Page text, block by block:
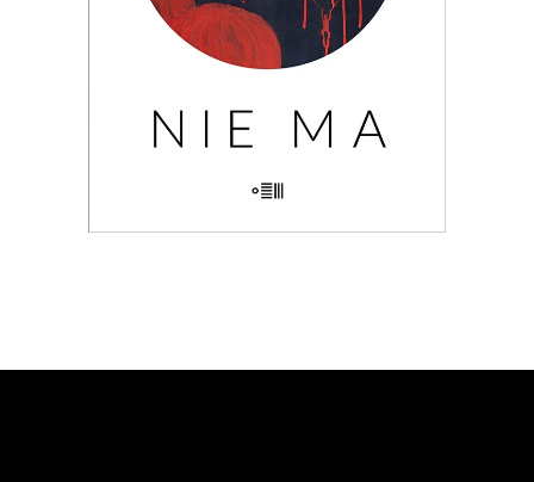
E-BOOK DO KOSZYKA
Zwłaszcza nieobecność”.
46.00 zł 29.90zł
KSIĄŻKA DO KOSZYKA